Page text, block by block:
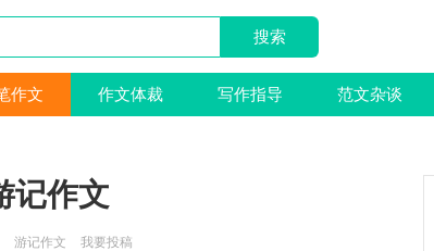
作文 作文体裁 写作指导 范文杂谈
记作文
游记作文 我要投稿